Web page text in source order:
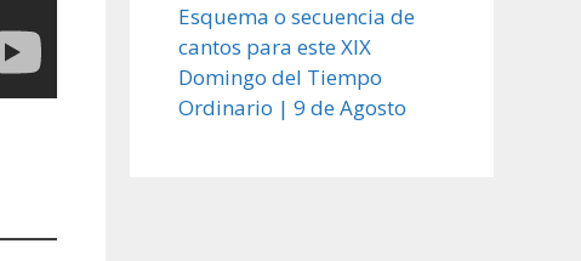
Esquema o secuencia de
cantos para este XIX
Domingo del Tiempo
Ordinario | 9 de Agosto